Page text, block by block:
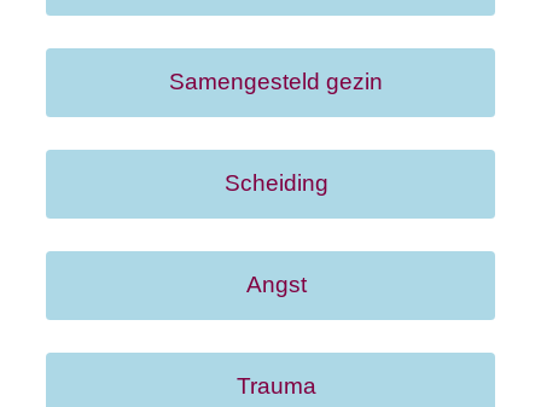
Samengesteld gezin
Scheiding
Angst
Trauma